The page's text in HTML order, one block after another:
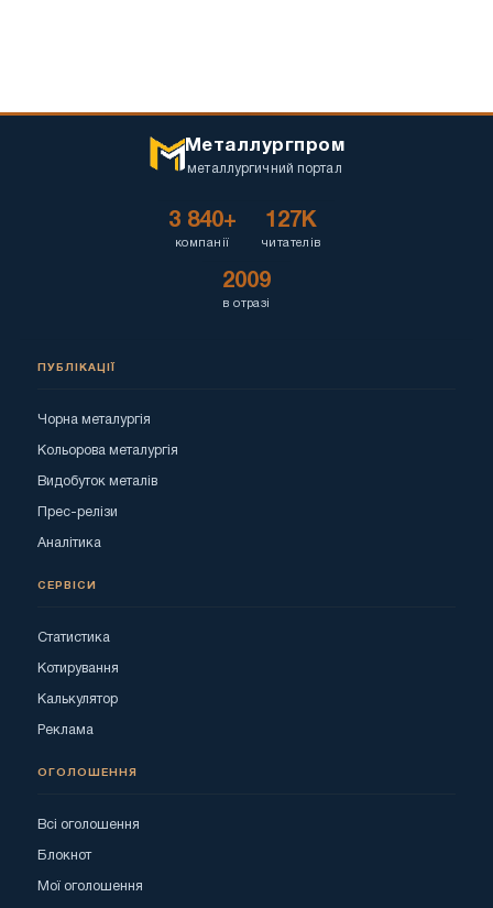
Металлургпром
металлургичний портал
3 840+
компанії
127K
читателів
2009
в отразі
ПУБЛІКАЦІЇ
Чорна металургія
Кольорова металургія
Видобуток металів
Прес-релізи
Аналітика
СЕРВІСИ
Статистика
Котирування
Калькулятор
Реклама
ОГОЛОШЕННЯ
Всі оголошення
Блокнот
Мої оголошення